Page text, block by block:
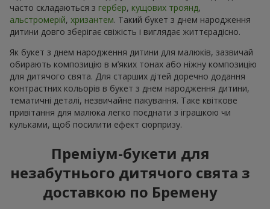
часто складаються з гербер, кущових троянд,
альстромерій, хризантем. Такий букет з днем народження
дитини довго зберігає свіжість і виглядає життєрадісно.
Як букет з днем народження дитини для малюків, зазвичай
обирають композицію в м’яких тонах або ніжну композицію
для дитячого свята. Для старших дітей доречно додання
контрастних кольорів в букет з днем народження дитини,
тематичні деталі, незвичайне пакування. Таке квіткове
привітання для малюка легко поєднати з іграшкою чи
кульками, щоб посилити ефект сюрпризу.
Преміум-букети для
незабутнього дитячого свята з
доставкою по Бремену